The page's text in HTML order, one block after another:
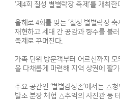
‘제4회 칠성 별별락장 축제’를 개최한
올해로 4회를 맞는 ‘칠성 별별락장
재현하고 세대 간 공감과 향수를 불
축제로 꾸며진다.
가족 단위 방문객부터 어르신까지
을 다채롭게 마련해 지역 상권에 활
주요 공간인 ‘별별감성존’에서는 △
발소 분장 체험 △추억의 사진관 등